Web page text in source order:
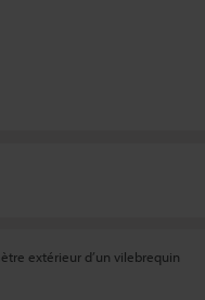
extérieur d’un vilebrequin